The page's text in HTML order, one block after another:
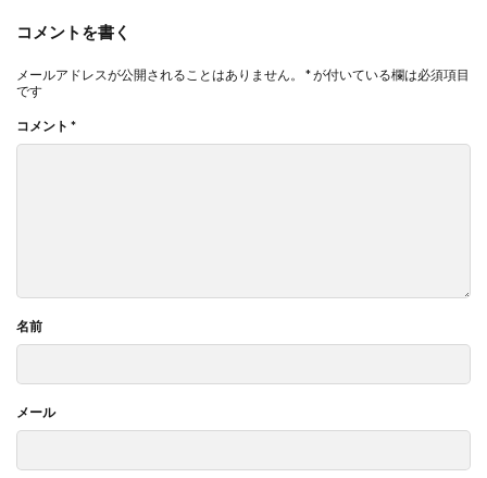
コメントを書く
メールアドレスが公開されることはありません。 *が付いている欄は必須項目
です
コメント *
名前
メール